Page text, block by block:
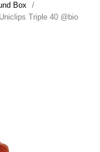
Box
Uniclips Triple 40 @bio